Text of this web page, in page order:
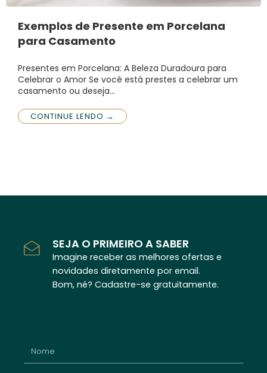
Exemplos de Presente em Porcelana
para Casamento
Presentes em Porcelana: A Beleza Duradoura para
Celebrar o Amor Se você está prestes a celebrar um
casamento ou deseja…
CONTINUE LENDO →
SEJA O PRIMEIRO A SABER
Imagine receber as melhores ofertas e
novidades diretamente por email.
Bom, né? Cadastre-se gratuitamente.